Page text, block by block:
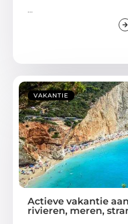
VAKANTIE
Actieve vakantie
rivieren, meren,